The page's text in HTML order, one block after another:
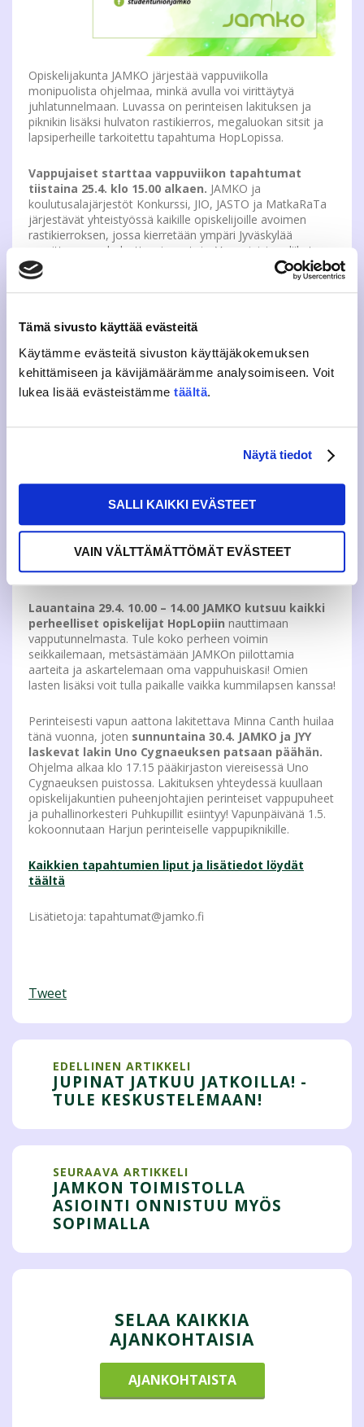
Tämä sivusto käyttää evästeitä
Käytämme evästeitä sivuston käyttäjäkokemuksen
kehittämiseen ja kävijämäärämme analysoimiseen. Voit
lukea lisää evästeistämme täältä.
Näytä tiedot
SALLI KAIKKI EVÄSTEET
VAIN VÄLTTÄMÄTTÖMÄT EVÄSTEET
Opiskelijakunta JAMKO järjestää vappuviikolla
monipuolista ohjelmaa, minkä avulla voi virittäytyä
juhlatunnelmaan. Luvassa on perinteisen lakituksen ja
piknikin lisäksi hulvaton rastikierros, megaluokan sitsit ja
lapsiperheille tarkoitettu tapahtuma HopLopissa.
Vappujaiset starttaa vappuviikon tapahtumat
tiistaina 25.4. klo 15.00 alkaen. JAMKO ja
koulutusalajärjestöt Konkurssi, JIO, JASTO ja MatkaRaTa
järjestävät yhteistyössä kaikille opiskelijoille avoimen
rastikierroksen, jossa kierretään ympäri Jyväskylää
suorittamassa hulvattomia rasteja. Vappujaisissa liikutaan
viiden hengen ryhmissä, voit kerätä joko oman joukkueesi
tai osallistua yksin, saat joukkueen lähtöalueella
Rajakadulla. Vappujaisten teemana on Suomen kesä!
toppatakki! Ikinä et voi tietää mitä Suomen kesä tuo
Vapun suurin sitsispektaakkeliMaratonsitsit valtaa
Aalto -salin torstaina 27.4. kello 12.00 alkaen
tervetulleita kaikki opiskelijat koulutusalaan katsomatta!
12-15 Lasten kutsut
16-19 Rallienglanti (huom. tapahtuma englanniksi)
20-23 Villi länsi
Jokaisesta sitsistä saa uniikin haalarimerkin, joten kerää
koko vappusarja osallistumalla kaikkiin kolmeen!
Lauantaina 29.4. 10.00 – 14.00 JAMKO kutsuu kaikki
perheelliset opiskelijat HopLopiin nauttimaan
vapputunnelmasta. Tule koko perheen voimin
seikkailemaan, metsästämään JAMKOn piilottamia
aarteita ja askartelemaan oma vappuhuiskasi! Omien
lasten lisäksi voit tulla paikalle vaikka kummilapsen kanssa!
Perinteisesti vapun aattona lakitettava Minna Canth huilaa
tänä vuonna, joten sunnuntaina 30.4. JAMKO ja JYY
laskevat lakin Uno Cygnaeuksen patsaan päähän.
Ohjelma alkaa klo 17.15 pääkirjaston viereisessä Uno
Cygnaeuksen puistossa. Lakituksen yhteydessä kuullaan
opiskelijakuntien puheenjohtajien perinteiset vappupuheet
ja puhallinorkesteri Puhkupillit esiintyy! Vapunpäivänä 1.5.
kokoonnutaan Harjun perinteiselle vappupiknikille.
Kaikkien tapahtumien liput ja lisätiedot löydät
täältä
Lisätietoja: tapahtumat@jamko.fi
Tweet
EDELLINEN ARTIKKELI
JUPINAT JATKUU JATKOILLA! -
TULE KESKUSTELEMAAN!
SEURAAVA ARTIKKELI
JAMKON TOIMISTOLLA
ASIOINTI ONNISTUU MYÖS
SOPIMALLA
SELAA KAIKKIA
AJANKOHTAISIA
AJANKOHTAISTA